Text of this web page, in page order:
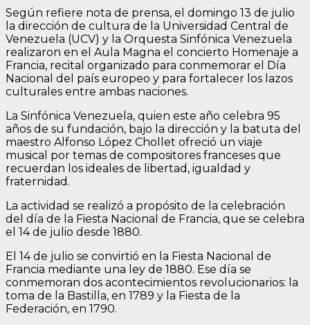
Según refiere nota de prensa, el domingo 13 de julio
la dirección de cultura de la Universidad Central de
Venezuela (UCV) y la Orquesta Sinfónica Venezuela
realizaron en el Aula Magna el concierto Homenaje a
Francia, recital organizado para conmemorar el Día
Nacional del país europeo y para fortalecer los lazos
culturales entre ambas naciones.
La Sinfónica Venezuela, quien este año celebra 95
años de su fundación, bajo la dirección y la batuta del
maestro Alfonso López Chollet ofreció un viaje
musical por temas de compositores franceses que
recuerdan los ideales de libertad, igualdad y
fraternidad.
La actividad se realizó a propósito de la celebración
del día de la Fiesta Nacional de Francia, que se celebra
el 14 de julio desde 1880.
El 14 de julio se convirtió en la Fiesta Nacional de
Francia mediante una ley de 1880. Ese día se
conmemoran dos acontecimientos revolucionarios: la
toma de la Bastilla, en 1789 y la Fiesta de la
Federación, en 1790.